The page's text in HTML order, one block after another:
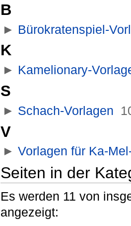
B
► Bürokratenspiel-
K
► Kamelionary-
S
► Schach-Vorlagen
V
►Vorlagen für Ka-
Seiten in der
Es werden 11 von
angezeigt: